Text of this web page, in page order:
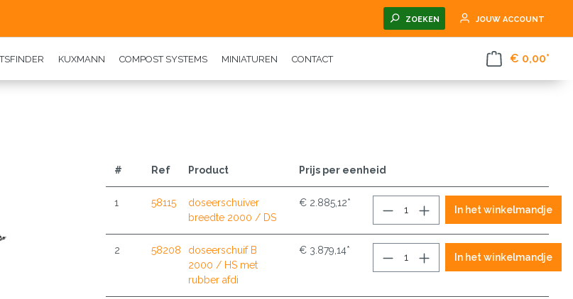
ZOEKEN JOUW ACCOUNT
KUXMANN COMPOST SYSTEMS MINIATUREN CONTACT € 0,00*
# Ref Product Prijs per eenheid
1 58115
doseerschuiver
breedte 2000 / DS
€ 2.885,12*
In het winkelmandje
2 58208
doseerschuif B
2000 / HS met
rubber afdi
€ 3.879,14*
In het winkelmandje